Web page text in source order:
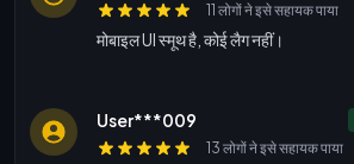
11 लोगों ने इसे सहायक पाया
मोबाइल UI स्मूथ है, कोई लैग नहीं।
User***009
13 लोगों ने इसे सहायक पाया